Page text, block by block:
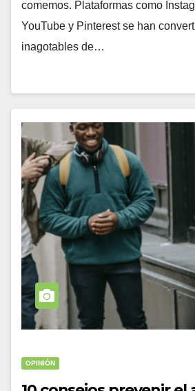
comemos. Plataformas como
YouTube y Pinterest se han
inagotables de…
OPINIÓN